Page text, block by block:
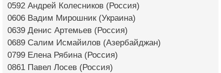
0592 Андрей Колесников (Россия)
0606 Вадим Мирошник (Украина)
0639 Денис Артемьев (Россия)
0689 Салим Исмайилов (Азербайджан)
0799 Елена Рябина (Россия)
0861 Павел Лосев (Россия)